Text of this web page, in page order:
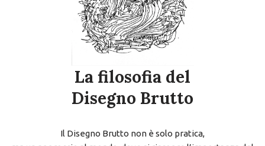
La filosofia del
Disegno Brutto
Il Disegno Brutto non è solo pratica,